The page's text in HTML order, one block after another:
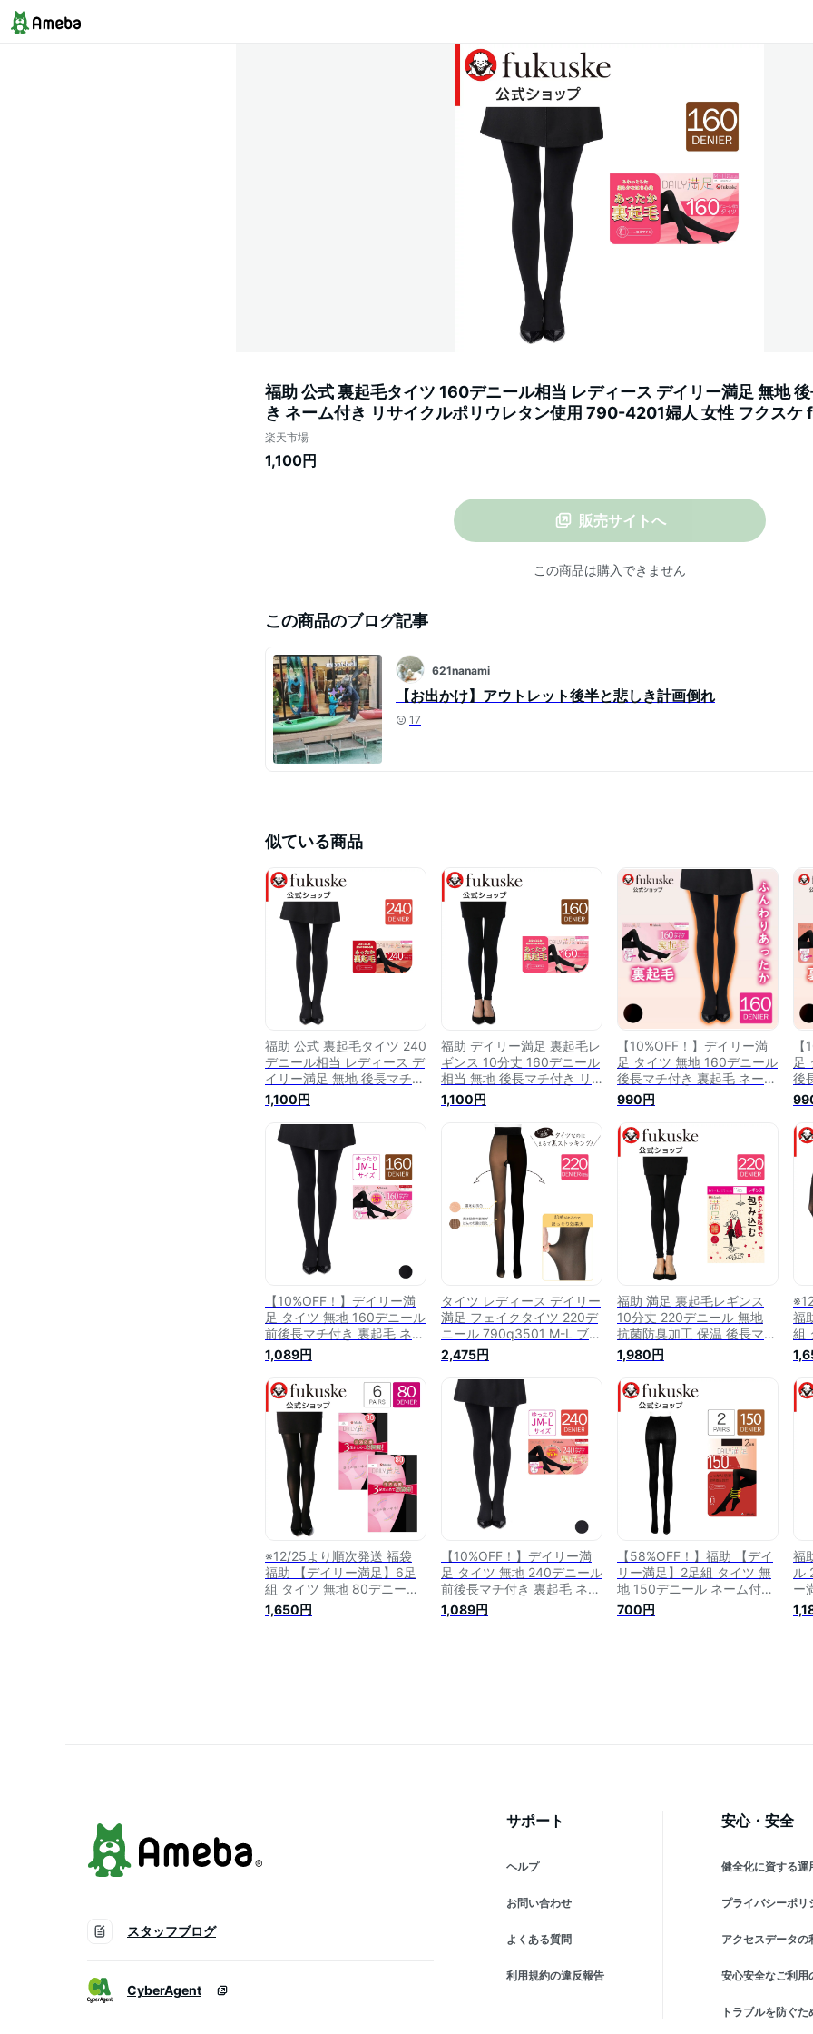
福助 公式 裏起毛タイツ 160デニール相当 レディース デイリー満足 無地
き ネーム付き リサイクルポリウレタン使用 790-4201婦人 女性 フクスケ
楽天市場
1,100円
販売サイトへ
この商品は購入できません
この商品のブログ記事
621nanami
【お出かけ】アウトレット後半と悲しき計画倒れ
17
似ている商品
福助 公式 裏起毛タイツ 240
デニール相当 レディース デ
イリー満足 無地 後長マチ付
き ネーム付き リサイクルポ
リウレタン使用 790-4301
婦人 女性 フクスケ fukuske
1,100円
福助 デイリー満足 裏起毛レ
ギンス 10分丈 160デニール
相当 無地 後長マチ付き リ
サイクルポリウレタン使用
ネーム付き (090-4201) レ
ディース フクスケ fukuske
ふくすけ 快適 温かい 暖か
1,100円
【10%OFF！】デイリー満
足 タイツ 無地 160デニール
後長マチ付き 裏起毛 ネーム
付き つま先スルー 裏起毛仕
様 リサイクルポリウレタン
使用 (790-4221)
990円
足
後
付
様
使
【10%OFF！】デイリー満
足 タイツ 無地 160デニール
前後長マチ付き 裏起毛 ネー
ム付き つま先スルー 裏起毛
仕様 リサイクルポリウレタ
ン使用 (790-4231)
1,089円
タイツ レディース デイリー
満足 フェイクタイツ 220デ
ニール 790q3501 M-L ブラ
ック 裏起毛 あったか 秋冬
女性 婦人 フクスケ fukuske
福助 公式
2,475円
福助 満足 裏起毛レギンス
10分丈 220デニール 無地
抗菌防臭加工 保温 後長マチ
付き ネーム付き (040-
7421) レディース フクスケ
fukuske ふくすけ 快適
1,980円
福
組
ネ
人
ケ
※12/25より順次発送 福袋
福助 【デイリー満足】6足
組 タイツ 無地 80デニール
ネーム付き(790Q9981) 婦
人 女性 レディース フクス
1,650円
【10%OFF！】デイリー満
足 タイツ 無地 240デニール
前後長マチ付き 裏起毛 ネー
ム付き つま先スルー 裏起毛
仕様 リサイクルポリウレタ
1,089円
【58%OFF！】福助 【デイ
リー満足】2足組 タイツ 無
地 150デニール ネーム付き
(790-1072) 太もも6hPa ふ
くらはぎ8hPa 足首11hPa
700円
福
ル
ー
い
スタッフブログ
CyberAgent
サポート
ヘルプ
お問い合わせ
よくある質問
利用規約の違反報告
安心・安全
健全化に資する運
プライバシーポリ
アクセスデータの
安心安全なご利用
トラブルを防ぐた